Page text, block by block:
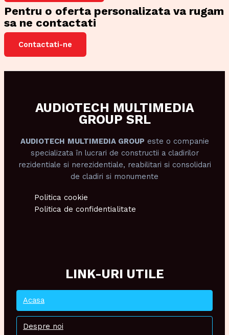
Pentru o oferta personalizata va rugam
sa ne contactati
Contactati-ne
AUDIOTECH MULTIMEDIA
GROUP SRL
AUDIOTECH MULTIMEDIA GROUP este o companie
specializata în lucrari de constructii a cladirilor
rezidentiale si nerezidentiale, reabilitari si consolidari
de cladiri si monumente
Politica cookie
Politica de confidentialitate
LINK-URI UTILE
Acasa
Despre noi